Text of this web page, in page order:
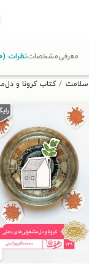
تخفیف از طاقچه دریافت
سلامت کتاب کرونا و
معرفیمشخصاتنظرات (۰)